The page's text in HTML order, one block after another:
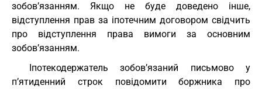
зобов’язанням. Якщо не буде доведено інше,
відступлення прав за іпотечним договором свідчить
про відступлення права вимоги за основним
зобов’язанням.
Іпотекодержатель зобов’язаний письмово у
п’ятиденний строк повідомити боржника про